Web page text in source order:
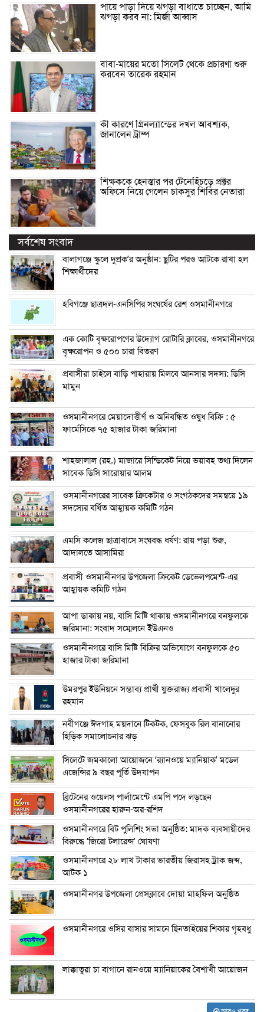
পায়ে পাড়া দিয়ে ঝগড়া বাধাতে চাচ্ছেন, আমি
ঝগড়া করব না: মির্জা আব্বাস
বাবা-মায়ের মতো সিলেট থেকে প্রচারণা শুরু
করবেন তারেক রহমান
কী কারণে গ্রিনল্যান্ডের দখল আবশ্যক,
জানালেন ট্রাম্প
শিক্ষককে হেনস্তার পর টেনেহিঁচড়ে প্রক্টর
অফিসে নিয়ে গেলেন চাকসুর শিবির নেতারা
সর্বশেষ সংবাদ
বালাগঞ্জে স্কুলে দুপ্রক’র অনুষ্ঠান: ছুটির পরও আটকে রাখা হল
শিক্ষার্থীদের
হবিগঞ্জে ছাত্রদল-এনসিপির সংঘর্ষের রেশ ওসমানীনগরে
এক কোটি বৃক্ষরোপণের উদ্যোগ রোটারি ক্লাবের, ওসমানীনগরে
বৃক্ষরোপন ও ৫০০ চারা বিতরণ
প্রবাসীরা চাইলে বাড়ি পাহারায় মিলবে আনসার সদস্য: ডিসি
মামুন
ওসমানীনগরে মেয়াদোত্তীর্ণ ও অনিবন্ধিত ওষুধ বিক্রি : ৫
ফার্মেসিকে ৭৫ হাজার টাকা জরিমানা
শাহজালাল (রহ.) মাজারে সিন্ডিকেট নিয়ে ভয়াবহ তথ্য দিলেন
সাবেক ডিসি সারোয়ার আলম
ওসমানীনগরের সাবেক ক্রিকেটার ও সংগঠকদের সমন্বয়ে ১৯
সদস্যের বর্ধিত আহ্বায়ক কমিটি গঠন
এম‌সি কলেজ ছাত্রাবাসে সংঘবদ্ধ ধর্ষণ: রায় পড়া শুরু,
আদালতে আসামিরা
প্রবাসী ওসমানীনগর উপজেলা ক্রিকেট ডেভেলপমেন্ট-এর
আহ্বায়ক কমিটি গঠন
আপা ডাকায় নয়, বাসি মিষ্টি থাকায় ওসমানীনগরে বনফুলকে
জরিমানা: সংবাদ সম্মেলনে ইউএনও
ওসমানীনগরে বাসি মিষ্টি বিক্রির অভিযোগে বনফুলকে ৫০
হাজার টাকা জরিমানা
উমরপুর ইউনিয়নে সম্ভাব্য প্রার্থী যুক্তরাজ্য প্রবাসী খালেদুর
রহমান
নবীগঞ্জে ঈদগাহ ময়দানে টিকটক, ফেসবুক রিল বানানোর
হিড়িক সমালোচনার ঝড়
সিলেটে জমকালো আয়োজনে ‘র‍্যানওয়ে ম্যানিয়াক’ মডেল
এজেন্সির ৯ বছর পূর্তি উদযাপন
ব্রিটেনের ওয়েলস পার্লামেন্টে এমপি পদে লড়ছেন
ওসমানীনগরের হারুন-অর-রশিদ
ওসমানীনগরে বিট পুলিশিং সভা অনুষ্ঠিত: মাদক ব্যবসায়ীদের
বিরুদ্ধে ‘জিরো টলারেন্স’ ঘোষণা
ওসমানীনগরে ২৮ লাখ টাকার ভারতীয় জিরাসহ ট্রাক জব্দ,
আটক ১
ওসমানীনগর উপজেলা প্রেসক্লাবে দোয়া মাহফিল অনুষ্ঠিত
ওসমানীনগরে ওসির বাসার সামনে ছিনতাইয়ের শিকার গৃহবধু
লাক্কাতুরা চা বাগানে রানওয়ে ম্যানিয়াকের বৈশাখী আয়োজন